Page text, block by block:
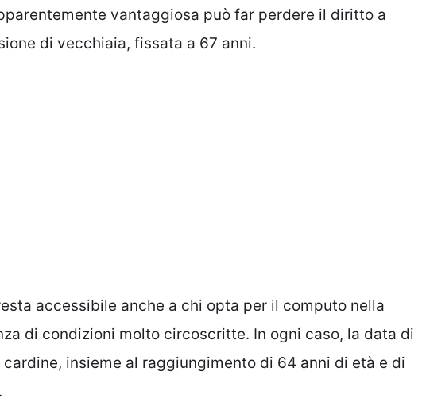
vantaggiosa può far perdere il diritto a
di vecchiaia, fissata a 67 anni.
accessibile anche a chi opta per il computo nella
di condizioni molto circoscritte. In ogni caso, la data di
insieme al raggiungimento di 64 anni di età e di